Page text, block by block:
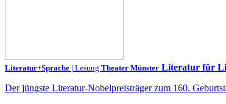
Literatur+Sprache | Lesung Theater Münster Literatur für
Der jüngste Literatur-Nobelpreisträger zum 160.